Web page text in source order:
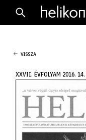
VISSZA
XXVII. ÉVFOLYAM 2016.